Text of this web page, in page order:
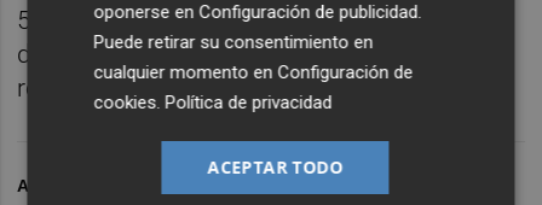
5- El Valencia CF, respetando la presunción
de inocencia, confía en la justicia para la
resolución de este asunto.
ARCHIVADO EN
oponerse enConfiguración de publicidad.
Puede retirar su consentimiento en
cualquier momento enConfiguración de
cookies.Política de privacidad
ACEPTAR TODO